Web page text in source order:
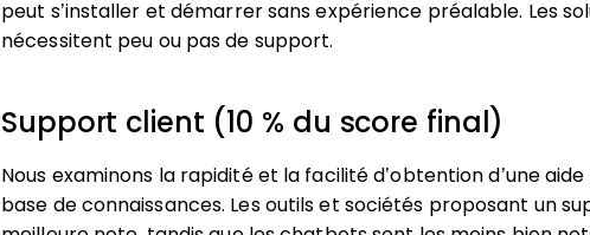
peut s’installer et démarrer sans expérience préalable. Les
nécessitent peu ou pas de support.
Support client (10 % du score final)
Nous examinons la rapidité et la facilité d’obtention d’une
base de connaissances. Les outils et sociétés proposant un